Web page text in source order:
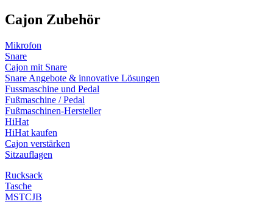
Cajon Zubehör
Mikrofon
Snare
Cajon mit Snare
Snare Angebote & innovative Lösungen
Fussmaschine und Pedal
Fußmaschine / Pedal
Fußmaschinen-Hersteller
HiHat
HiHat kaufen
Cajon verstärken
Sitzauflagen
Rucksack
Tasche
MSTCJB